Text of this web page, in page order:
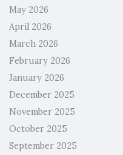
May 2026
April 2026
March 2026
February 2026
January 2026
December 2025
November 2025
October 2025
September 2025